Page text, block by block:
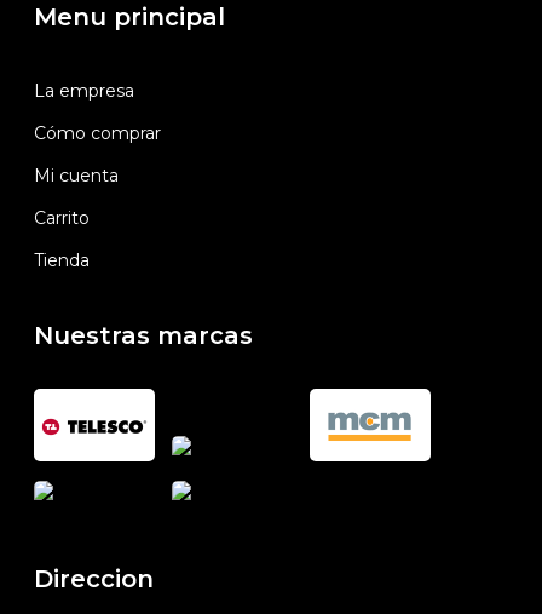
Menu principal
La empresa
Cómo comprar
Mi cuenta
Carrito
Tienda
Nuestras marcas
Direccion